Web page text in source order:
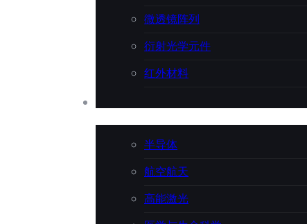
微透镜阵列
衍射光学元件
红外材料
半导体
航空航天
高能激光